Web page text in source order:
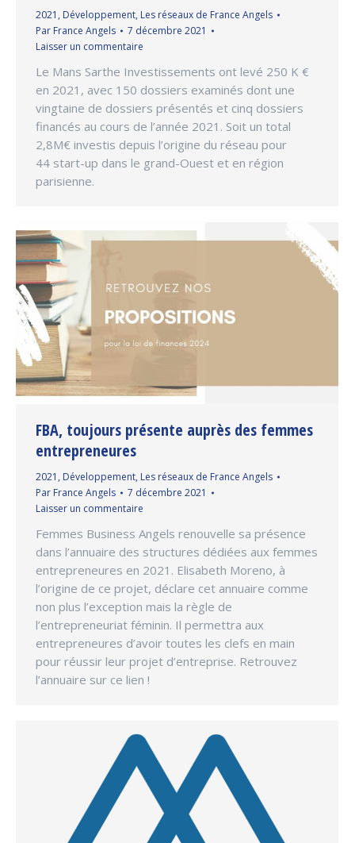
2021 , Développement, Les réseaux de France Angels
Par France Angels
7 décembre 2021
Laisser un commentaire
Le Mans Sarthe Investissements ont levé 250 K €
en 2021, avec 150 dossiers examinés dont une
vingtaine de dossiers présentés et cinq dossiers
financés au cours de l’année 2021. Soit un total
2,8M€ investis depuis l’origine du réseau pour
44 start-up dans le grand-Ouest et en région
parisienne.
FBA, toujours présente auprès des femmes
entrepreneures
2021 , Développement, Les réseaux de France Angels
Par France Angels
7 décembre 2021
Laisser un commentaire
Femmes Business Angels renouvelle sa présence
dans l’annuaire des structures dédiées aux femmes
entrepreneures en 2021. Elisabeth Moreno, à
l’origine de ce projet, déclare cet annuaire comme
non plus l’exception mais la règle de
l’entrepreneuriat féminin. Il permettra aux
entrepreneures d’avoir toutes les clefs en main
pour réussir leur projet d’entreprise. Retrouvez
l’annuaire sur ce lien !